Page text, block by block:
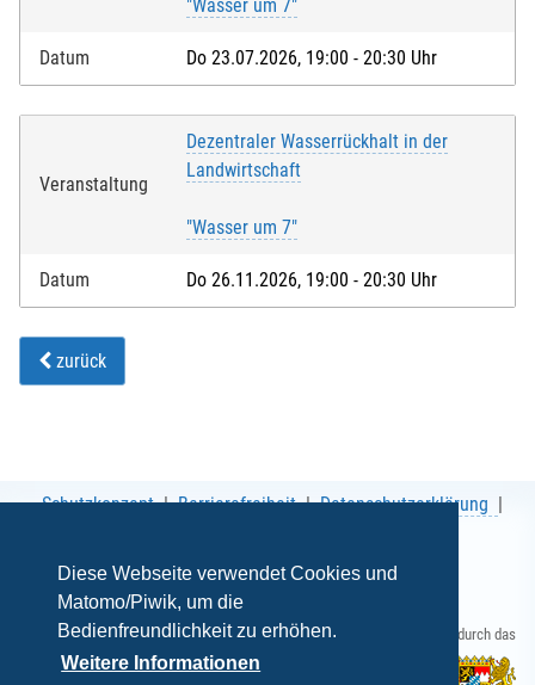
Diese Webseite verwendet Cookies und
Matomo/Piwik, um die
Bedienfreundlichkeit zu erhöhen.
Weitere Informationen
"Wasser um 7"
Datum Do 23.07.2026, 19:00 - 20:30 Uhr
Veranstaltung
Dezentraler Wasserrückhalt in der
Landwirtschaft
"Wasser um 7"
Datum Do 26.11.2026, 19:00 - 20:30 Uhr
zurück
Schutzkonzept Barrierefreiheit
Datenschutzerklärung
Gefördert durch das